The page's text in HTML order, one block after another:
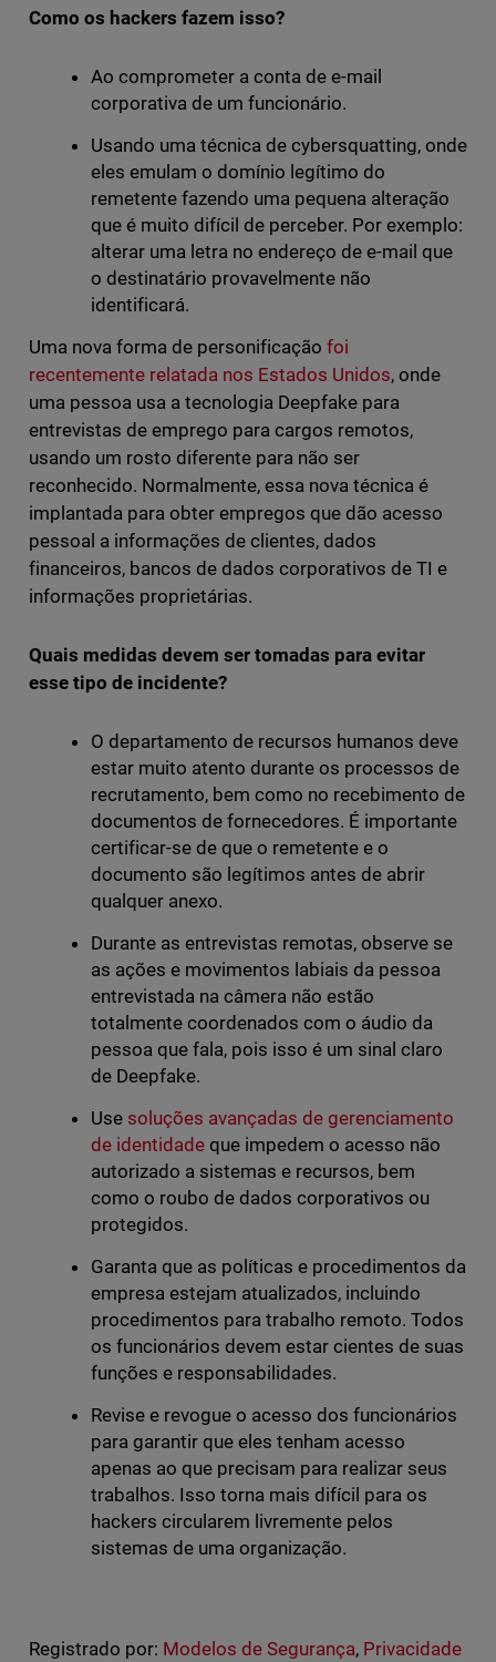
Como os hackers fazem isso?
Ao comprometer a conta de e-mail
corporativa de um funcionário.
Usando uma técnica de cybersquatting, onde
eles emulam o domínio legítimo do
remetente fazendo uma pequena alteração
que é muito difícil de perceber. Por exemplo:
alterar uma letra no endereço de e-mail que
o destinatário provavelmente não
identificará.
Uma nova forma de personificaçãofoi
recentemente relatada nos Estados Unidos, onde
uma pessoa usa a tecnologia Deepfake para
entrevistas de emprego para cargos remotos,
usando um rosto diferente para não ser
reconhecido. Normalmente, essa nova técnica é
implantada para obter empregos que dão acesso
pessoal a informações de clientes, dados
financeiros, bancos de dados corporativos de TI e
informações proprietárias.
Quais medidas devem ser tomadas para evitar
esse tipo de incidente?
O departamento de recursos humanos deve
estar muito atento durante os processos de
recrutamento, bem como no recebimento de
documentos de fornecedores. É importante
certificar-se de que o remetente e o
documento são legítimos antes de abrir
qualquer anexo.
Durante as entrevistas remotas, observe se
as ações e movimentos labiais da pessoa
entrevistada na câmera não estão
totalmente coordenados com o áudio da
pessoa que fala, pois isso é um sinal claro
de Deepfake.
Use soluções avançadas de gerenciamento
de identidadeque impedem o acesso não
autorizado a sistemas e recursos, bem
como o roubo de dados corporativos ou
protegidos.
Garanta que as políticas e procedimentos da
empresa estejam atualizados, incluindo
procedimentos para trabalho remoto. Todos
os funcionários devem estar cientes de suas
funções e responsabilidades.
Revise e revogue o acesso dos funcionários
para garantir que eles tenham acesso
apenas ao que precisam para realizar seus
trabalhos. Isso torna mais difícil para os
hackers circularem livremente pelos
sistemas de uma organização.
Registrado por: Modelos de Segurança, Privacidade